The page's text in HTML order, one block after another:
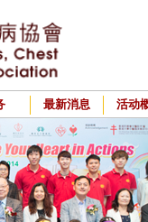
最新消息 活动